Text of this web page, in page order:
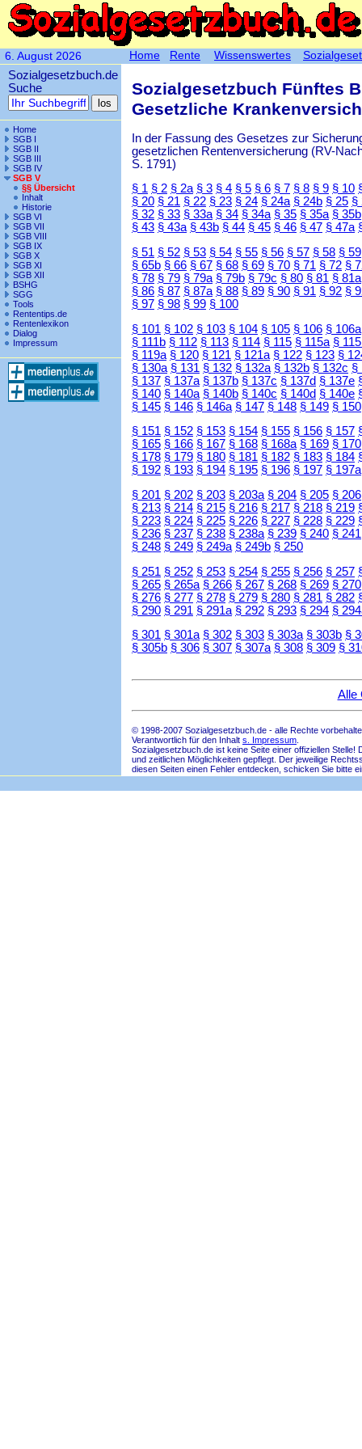
6. August 2026
Sozialgesetzbuch.de
Suche
Home
SGB I
SGB II
SGB III
SGB IV
SGB V
§§ Übersicht
Inhalt
Historie
SGB VI
SGB VII
SGB VIII
SGB IX
SGB X
SGB XI
SGB XII
BSHG
SGG
Tools
Rententips.de
Rentenlexikon
Dialog
Impressum
Sozialgesetzbuch Fünftes
Gesetzliche
In der Fassung des Gesetzes zur
gesetzlichen Rentenversicherung (RV-
S. 1791)
§ 1 § 2 § 2a § 3 § 4 § 5 § 6 § 7 § 8 § 9 § 10
§ 20 § 21 § 22 § 23 § 24 § 24a § 24b § 25 §
§ 32 § 33 § 33a § 34 § 34a § 35 § 35a § 35b
§ 43 § 43a § 43b § 44 § 45 § 46 § 47 § 47a
§ 51 § 52 § 53 § 54 § 55 § 56 § 57 § 58 § 59
§ 65b § 66 § 67 § 68 § 69 § 70 § 71 § 72 §
§ 78 § 79 § 79a § 79b § 79c § 80 § 81 § 81a
§ 86 § 87 § 87a § 88 § 89 § 90 § 91 § 92 §
§ 97 § 98 § 99 § 100
§ 101 § 102 § 103 § 104 § 105 § 106 § 106a
§ 111b § 112 § 113 § 114 § 115 § 115a §
§ 119a § 120 § 121 § 121a § 122 § 123 §
§ 130a § 131 § 132 § 132a § 132b § 132c §
§ 137 § 137a § 137b § 137c § 137d § 137e
§ 140 § 140a § 140b § 140c § 140d § 140e
§ 145 § 146 § 146a § 147 § 148 § 149 § 150
§ 151 § 152 § 153 § 154 § 155 § 156 § 157
§ 165 § 166 § 167 § 168 § 168a § 169 § 170
§ 178 § 179 § 180 § 181 § 182 § 183 § 184
§ 192 § 193 § 194 § 195 § 196 § 197 § 197a
§ 201 § 202 § 203 § 203a § 204 § 205 § 206
§ 213 § 214 § 215 § 216 § 217 § 218 § 219
§ 223 § 224 § 225 § 226 § 227 § 228 § 229
§ 236 § 237 § 238 § 238a § 239 § 240 § 241
§ 248 § 249 § 249a § 249b § 250
§ 251 § 252 § 253 § 254 § 255 § 256 § 257
§ 265 § 265a § 266 § 267 § 268 § 269 § 270
§ 276 § 277 § 278 § 279 § 280 § 281 § 282
§ 290 § 291 § 291a § 292 § 293 § 294 §
§ 301 § 301a § 302 § 303 § 303a § 303b §
§ 305b § 306 § 307 § 307a § 308 § 309 §
Alle
© 1998-2007 Sozialgesetzbuch.de - alle Rechte
Verantwortlich für den Inhalt s. Impressum
Sozialgesetzbuch.de ist keine Seite einer offiziellen
und zeitlichen Möglichkeiten gepflegt. Der jeweilige
diesen Seiten einen Fehler entdecken, schicken Sie bitte
Home Rente Wissenswertes